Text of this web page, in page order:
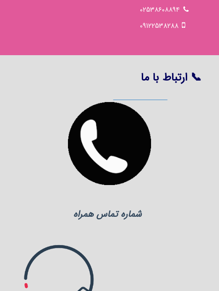
0253۸۶۰۸۸۹۴
09122538288
📞 ارتباط با ما
شماره تماس همراه